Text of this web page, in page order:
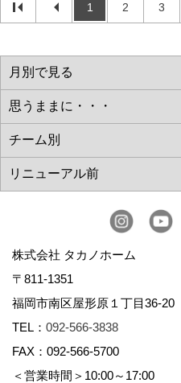
1 2 3
株式会社 タカノホーム
〒811-1351
福岡市南区屋形原１丁目36-20
TEL： 092-566-3838
FAX：092-566-5700
＜営業時間＞10:00～17:00